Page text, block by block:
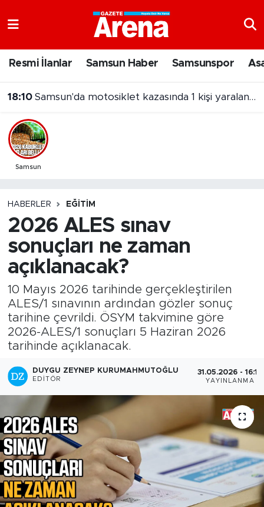
Resmi İlanlar Samsun Haber Samsunspor
18:10 Samsun'da motosiklet kazasında 1 kişi yaralandı
Samsun
HABERLER EĞITIM
2026 ALES sınav
sonuçları ne zaman
açıklanacak?
10 Mayıs 2026 tarihinde gerçekleştirilen
ALES/1 sınavının ardından gözler sonuç
tarihine çevrildi. ÖSYM takvimine göre
2026-ALES/1 sonuçları 5 Haziran 2026
tarihinde açıklanacak.
DUYGU ZEYNEP KURUMAHMUTOĞLU
EDITÖR
31.05.2026 - 16:12
YAYINLANMA
Trafik Durumu
Süper Lig Puan Durumu ve Fikstür
Son Dakika Haberleri
Haber Arşivi